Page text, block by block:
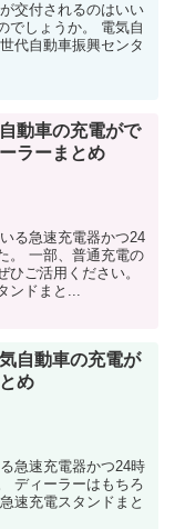
交付されるのはいい
でしょうか。 電気自
代自動車振興センタ
動車の充電がで
ラーまとめ
る急速充電器かつ24
。 一部、普通充電の
ご活用ください。
ンドまと...
自動車の充電が
め
急速充電器かつ24時
ディーラーはもちろ
速充電スタンドまと